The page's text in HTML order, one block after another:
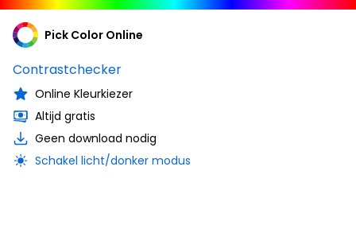
Pick Color Online
Contrastchecker
Online Kleurkiezer
Altijd gratis
Geen download nodig
Schakel licht/donker modus